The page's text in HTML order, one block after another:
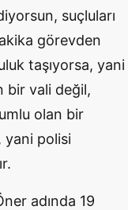
suçluları
görevden
taşıyorsa, yani
bir vali değil,
olan bir
yani polisi
adında 19